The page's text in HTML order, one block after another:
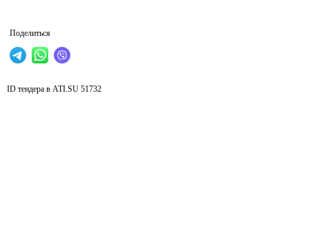
Поделиться
ID тендера в ATI.SU 51732